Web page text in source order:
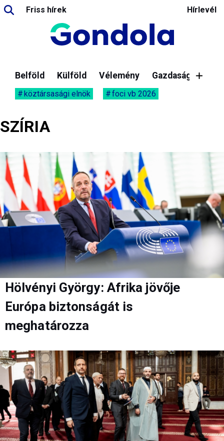
Friss hírek Hírlevél
Belföld Külföld Vélemény Gazdaság
köztársasági elnök foci vb 2026
SZÍRIA
Hölvényi György: Afrika jövője
Európa biztonságát is
meghatározza